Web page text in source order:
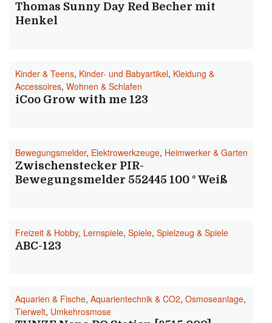
Thomas Sunny Day Red Becher mit
Henkel
Kinder & Teens, Kinder- und Babyartikel, Kleidung &
Accessoires, Wohnen & Schlafen
iCoo Grow with me 123
Bewegungsmelder, Elektrowerkzeuge, Heimwerker & Garten
Zwischenstecker PIR-
Bewegungsmelder 552445 100 ° Weiß
Freizeit & Hobby, Lernspiele, Spiele, Spielzeug & Spiele
ABC-123
Aquarien & Fische, Aquarientechnik & CO2, Osmoseanlage,
Tierwelt, Umkehrosmose